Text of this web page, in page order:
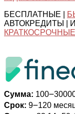
БЕСПЛАТНЫЕ |
АВТОКРЕДИТЫ |
КРАТКОСРОЧНЫЕ
Сумма:
Срок: 9౼120